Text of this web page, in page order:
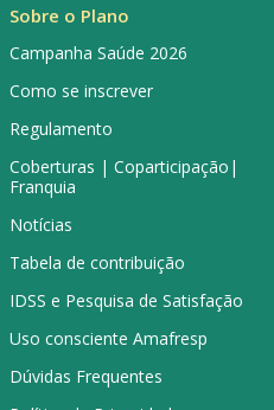
Sobre o Plano
Campanha Saúde 2026
Como se inscrever
Regulamento
Coberturas | Coparticipação|
Franquia
Notícias
Tabela de contribuição
IDSS e Pesquisa de Satisfação
Uso consciente Amafresp
Dúvidas Frequentes